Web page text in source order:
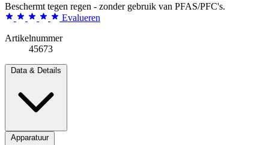
Beschermt tegen regen - zonder gebruik van PFAS/PFC's.
Evalueren
Artikelnummer
45673
Data & Details
Apparatuur